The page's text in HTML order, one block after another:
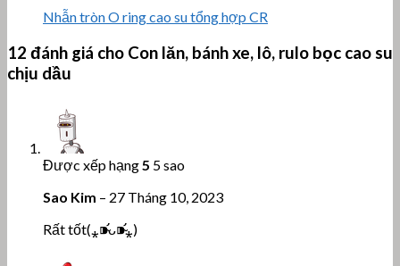
Nhẫn tròn O ring cao su tổng hợp CR
12 đánh giá cho Con lăn, bánh xe, lô, rulo bọc cao su
chịu dầu
Được xếp hạng5 5 sao
Sao Kim – 27 Tháng 10, 2023
Rất tốt(⁎⁍̴̛ᴗ⁍̴̛⁎)